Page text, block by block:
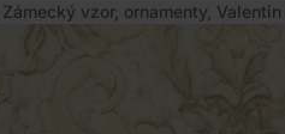
vzor, ornamenty,